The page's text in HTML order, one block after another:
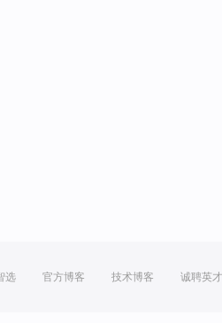
选 官方博客 技术博客 诚聘英才